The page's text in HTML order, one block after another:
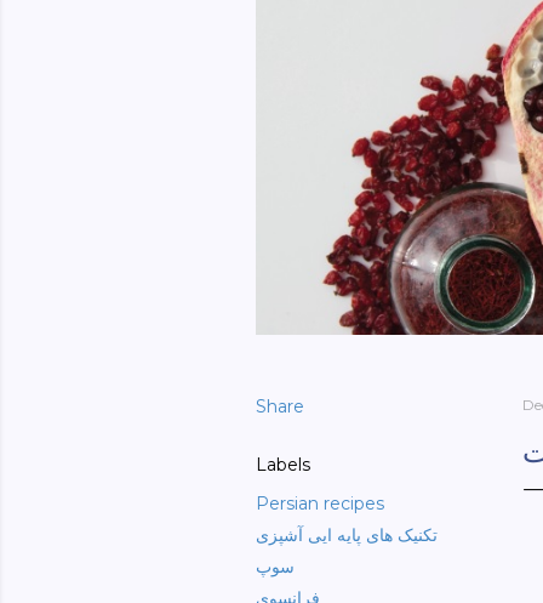
Share
Labels
Persian recipes
تکنیک های پایه ایی آشپزی
سوپ
فرانسوی